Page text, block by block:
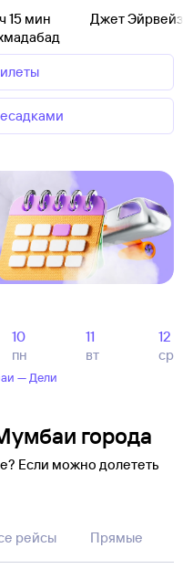
ч 15 мин
Джет Эйрвейз
10
пн
11
вт
12
ср
— Дели
города
Если можно долететь
рейсы Прямые